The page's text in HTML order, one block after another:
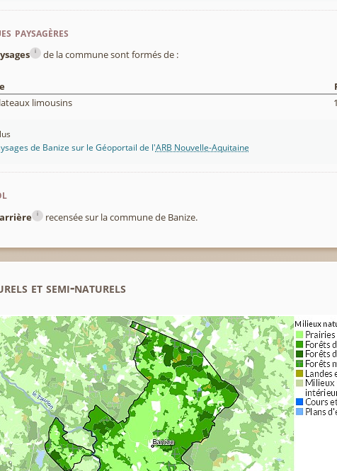
paysagères
i de la commune sont formés de :
limousins
de Banize sur le Géoportail de l'ARB Nouvelle-Aquitaine
i recensée sur la commune de Banize.
et semi-naturels